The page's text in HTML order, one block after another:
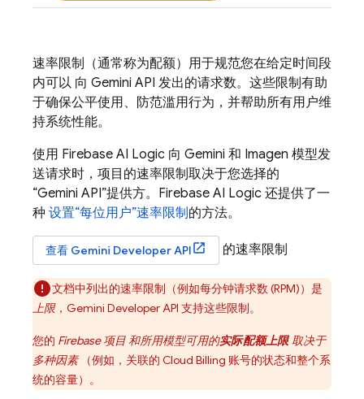
速率限制（通常称为配额）用于规范您在给定时间段
内可以 向 Gemini API 发出的请求数。这些限制有助
于确保公平使用、防范滥用行为，并帮助所有用户维
持系统性能。
使用 Firebase AI Logic 向 Gemini 和 Imagen 模型发
送请求时，项目的速率限制取决于您选择的
“Gemini API”提供方。 Firebase AI Logic 还提供了一
种 设置“每位用户”速率限制的方法。
查看 Gemini Developer API 的速率限制
文档中列出的速率限制（例如每分钟请求数 (RPM)）是
上限， Gemini Developer API 支持这些限制。
您的 Firebase 项目 和所用模型可用的实际配额上限取决于
多种因素（例如，关联的 Cloud Billing 账号的状态和整个系
统的容量）。